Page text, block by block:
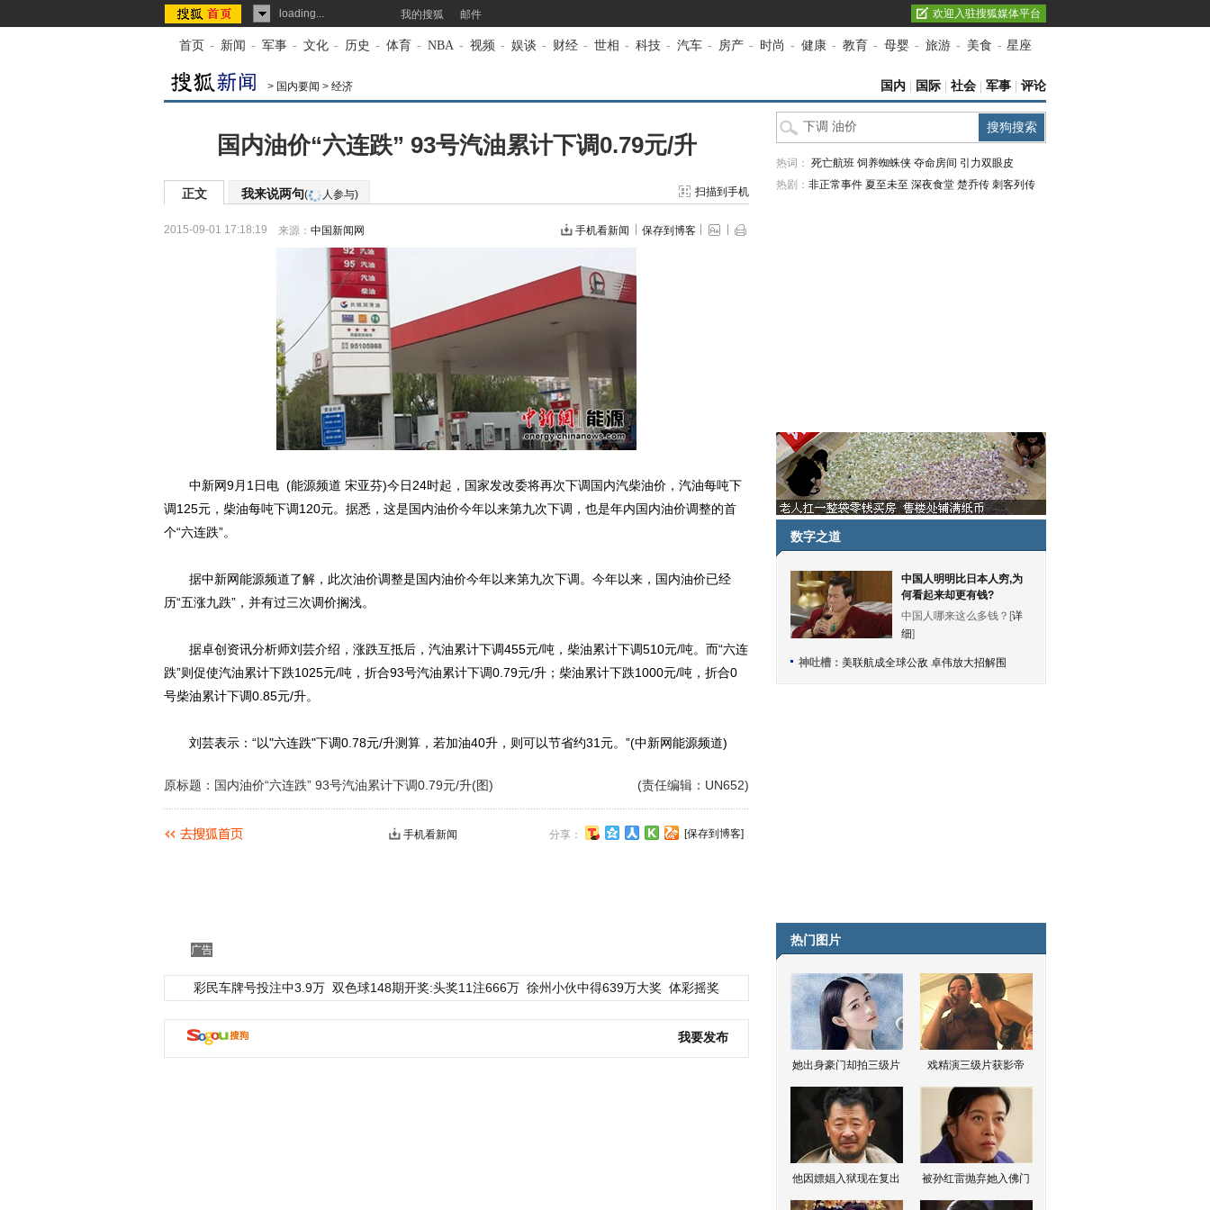
loading... 我的搜狐 邮件 欢迎入驻搜狐媒体平台
首页 - 新闻 - 军事 - 文化 - 历史 - 体育 - NBA - 视频 - 娱谈 - 财经 - 世相 - 科技 - 汽车 - 房产 - 时尚 - 健康 - 教育 - 母婴 - 旅游 - 美食 - 星座
> 国内要闻 > 经济 国内 国际 社会 军事 评论
国内油价“六连跌” 93号汽油累计下调0.79元/升
正文 我来说两句( 人参与) 扫描到手机
2015-09-01 17:18:19 来源： 中国新闻网 手机看新闻 保存到博客
中新网9月1日电 (能源频道 宋亚芬)今日24时起，国家发改委将再次下调国内汽柴油价，汽油每吨下
调125元，柴油每吨下调120元。据悉，这是国内油价今年以来第九次下调，也是年内国内油价调整的首
个“六连跌”。
据中新网能源频道了解，此次油价调整是国内油价今年以来第九次下调。今年以来，国内油价已经
历“五涨九跌”，并有过三次调价搁浅。
据卓创资讯分析师刘芸介绍，涨跌互抵后，汽油累计下调455元/吨，柴油累计下调510元/吨。而“六连
跌”则促使汽油累计下跌1025元/吨，折合93号汽油累计下调0.79元/升；柴油累计下跌1000元/吨，折合0
号柴油累计下调0.85元/升。
刘芸表示：“以"六连跌"下调0.78元/升测算，若加油40升，则可以节省约31元。”(中新网能源频道)
(责任编辑：UN652)
原标题：国内油价“六连跌” 93号汽油累计下调0.79元/升(图)
分享： [保存到博客]
手机看新闻
广告
彩民车牌号投注中3.9万 双色球148期开奖:头奖11注666万 徐州小伙中得639万大奖 体彩摇奖
我要发布
热词： 死亡航班 饲养蜘蛛侠 夺命房间 引力双眼皮
热剧： 非正常事件 夏至未至 深夜食堂 楚乔传 刺客列传
数字之道
中国人明明比日本人穷,为
何看起来却更有钱?
中国人哪来这么多钱？[详
细]
神吐槽： 美联航成全球公敌 卓伟放大招解围
热门图片
她出身豪门却拍三级片 戏精演三级片获影帝
他因嫖娼入狱现在复出 被孙红雷抛弃她入佛门